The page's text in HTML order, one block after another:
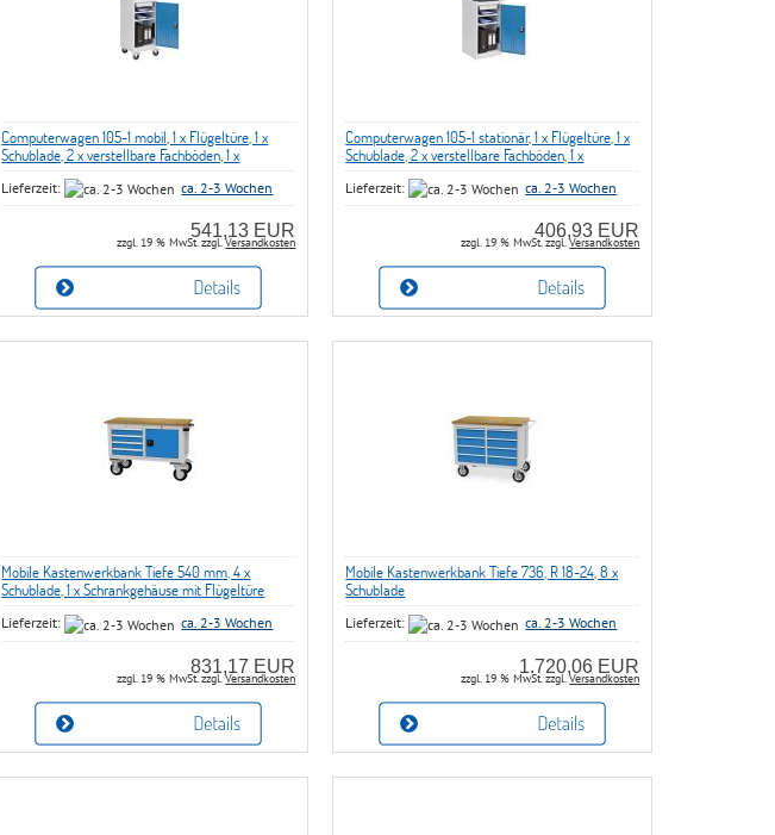
Computerwagen 105-1 mobil, 1 x Flügeltüre, 1 x
Schublade, 2 x verstellbare Fachböden, 1 x
Montitohalterung mit VESA-Verschraubung
Lieferzeit: ca. 2-3 Wochen
541,13 EUR
zzgl. 19 % MwSt. zzgl.Versandkosten
Computerwagen 105-1 stationär, 1 x Flügeltüre, 1 x
Schublade, 2 x verstellbare Fachböden, 1 x
Montitohalterung mit VESA-Verschraubung
Lieferzeit: ca. 2-3 Wochen
406,93 EUR
zzgl. 19 % MwSt. zzgl.Versandkosten
Mobile Kastenwerkbank Tiefe 540 mm, 4 x
Schublade, 1 x Schrankgehäuse mit Flügeltüre
Lieferzeit: ca. 2-3 Wochen
831,17 EUR
zzgl. 19 % MwSt. zzgl.Versandkosten
Mobile Kastenwerkbank Tiefe 736, R 18-24, 8 x
Schublade
Lieferzeit: ca. 2-3 Wochen
1.720,06 EUR
zzgl. 19 % MwSt. zzgl.Versandkosten